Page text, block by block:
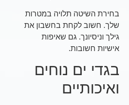
בחירת השיטה תלויה במטרות
שלך. חשוב לקחת בחשבון את
גילך וניסיונך. גם שאיפות
אישיות חשובות.
בגדי ים נוחים
ואיכותיים